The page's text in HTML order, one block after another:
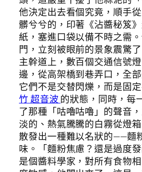
他決定出去看個究竟，順手
髒兮兮的，印著《沾醬秘笈
紙，塞進口袋以備不時之需
門，立刻被眼前的景象震驚
主幹道上，數百個交通信號
邊，從高架橋到巷弄口，全
它們不是交替閃爍，而是固
竹 超音波的狀態，同時，每
了那種「咕嚕咕嚕」的聲音
淡的、熱氣騰騰的白霧從燈
散發出一種難以名狀的——麵
味。「麵粉焦慮？還是過度
是個醬料學家，對所有食物